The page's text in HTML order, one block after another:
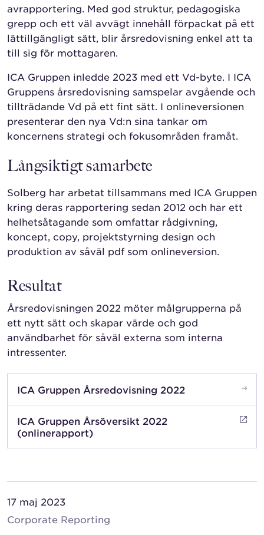
avrapportering. Med god struktur, pedagogiska
grepp och ett väl avvägt innehåll förpackat på ett
lättillgängligt sätt, blir årsredovisning enkel att ta
till sig för mottagaren.
ICA Gruppen inledde 2023 med ett Vd-byte. I ICA
Gruppens årsredovisning samspelar avgående och
tillträdande Vd på ett fint sätt. I onlineversionen
presenterar den nya Vd:n sina tankar om
koncernens strategi och fokusområden framåt.
Långsiktigt samarbete
Solberg har arbetat tillsammans med ICA Gruppen
kring deras rapportering sedan 2012 och har ett
helhetsåtagande som omfattar rådgivning,
koncept, copy, projektstyrning design och
produktion av såväl pdf som onlineversion.
Resultat
Årsredovisningen 2022 möter målgrupperna på
ett nytt sätt och skapar värde och god
användbarhet för såväl externa som interna
intressenter.
ICA Gruppen Årsredovisning 2022
ICA Gruppen Årsöversikt 2022
(onlinerapport)
17 maj 2023
Corporate Reporting